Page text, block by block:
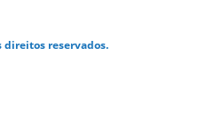
direitos reservados.